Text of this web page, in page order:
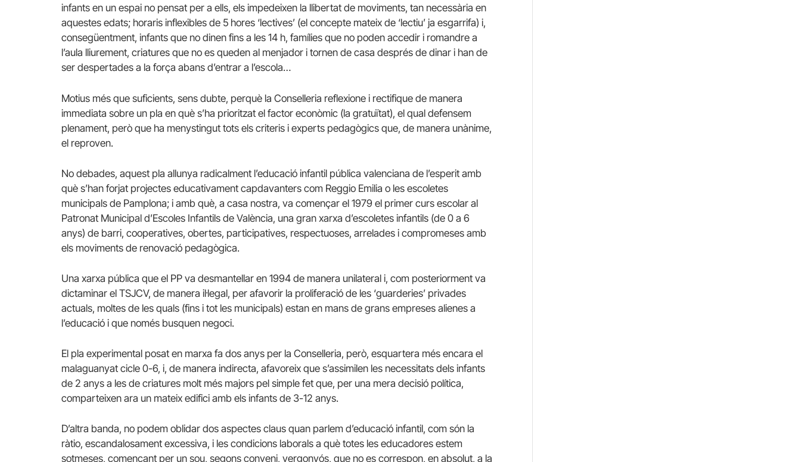
infants en un espai no pensat per a ells, els impedeixen la llibertat de moviments, tan necessària en
aquestes edats; horaris inflexibles de 5 hores ‘lectives’ (el concepte mateix de ‘lectiu’ ja esgarrifa) i,
consegüentment, infants que no dinen fins a les 14 h, famílies que no poden accedir i romandre a
l’aula lliurement, criatures que no es queden al menjador i tornen de casa després de dinar i han de
ser despertades a la força abans d’entrar a l’escola…
Motius més que suficients, sens dubte, perquè la Conselleria reflexione i rectifique de manera
immediata sobre un pla en què s’ha prioritzat el factor econòmic (la gratuïtat), el qual defensem
plenament, però que ha menystingut tots els criteris i experts pedagògics que, de manera unànime,
el reproven.
No debades, aquest pla allunya radicalment l’educació infantil pública valenciana de l’esperit amb
què s’han forjat projectes educativament capdavanters com Reggio Emilia o les escoletes
municipals de Pamplona; i amb què, a casa nostra, va començar el 1979 el primer curs escolar al
Patronat Municipal d’Escoles Infantils de València, una gran xarxa d’escoletes infantils (de 0 a 6
anys) de barri, cooperatives, obertes, participatives, respectuoses, arrelades i compromeses amb
els moviments de renovació pedagògica.
Una xarxa pública que el PP va desmantellar en 1994 de manera unilateral i, com posteriorment va
dictaminar el TSJCV, de manera il·legal, per afavorir la proliferació de les ‘guarderies’ privades
actuals, moltes de les quals (fins i tot les municipals) estan en mans de grans empreses alienes a
l’educació i que només busquen negoci.
El pla experimental posat en marxa fa dos anys per la Conselleria, però, esquartera més encara el
malaguanyat cicle 0-6, i, de manera indirecta, afavoreix que s’assimilen les necessitats dels infants
de 2 anys a les de criatures molt més majors pel simple fet que, per una mera decisió política,
comparteixen ara un mateix edifici amb els infants de 3-12 anys.
D’altra banda, no podem oblidar dos aspectes claus quan parlem d’educació infantil, com són la
ràtio, escandalosament excessiva, i les condicions laborals a què totes les educadores estem
sotmeses, començant per un sou, segons conveni, vergonyós, que no es correspon, en absolut, a la